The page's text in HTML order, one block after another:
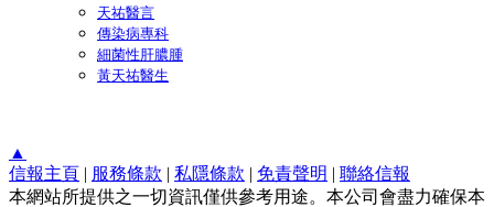
天祐醫言
傳染病專科
細菌性肝膿腫
黃天祐醫生
▲
信報主頁 | 服務條款 | 私隱條款 | 免責聲明 | 聯絡信報
本網站所提供之一切資訊僅供參考用途。本公司會盡力確保本